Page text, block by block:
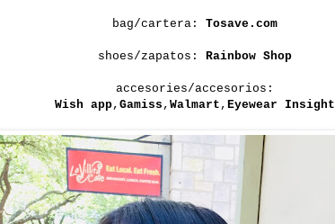
bag/cartera: Tosave.com
shoes/zapatos: Rainbow Shop
accesories/accesorios:
Wish app, Gamiss , Walmart , Eyewear Insight